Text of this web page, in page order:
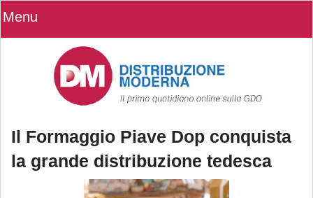
Menu
Il Formaggio Piave Dop conquista
la grande distribuzione tedesca